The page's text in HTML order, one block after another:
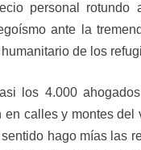
personal rotundo
ante la
de los
los 4.000
calles y montes del
hago mías las